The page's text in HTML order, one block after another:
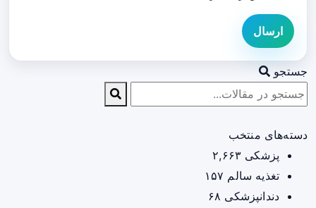
ارسال
جستجو
دسته‌های منتخب
پزشکی ۲,۶۶۳
تغذیه سالم ۱۵۷
دندانپزشکی ۶۸